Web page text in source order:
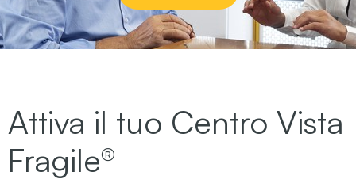
Attiva il tuo Centro Vista
Fragile®